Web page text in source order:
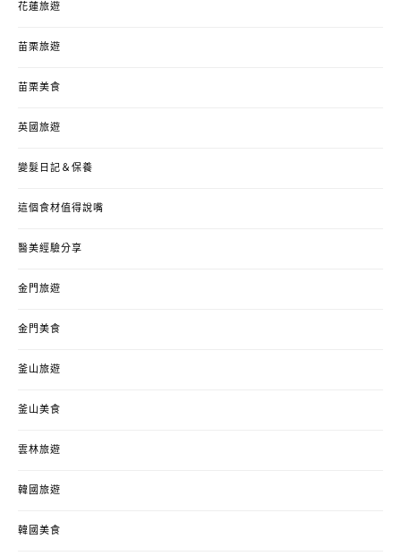
花蓮旅遊
苗栗旅遊
苗栗美食
英國旅遊
變髮日記＆保養
這個食材值得說嘴
醫美經驗分享
金門旅遊
金門美食
釜山旅遊
釜山美食
雲林旅遊
韓國旅遊
韓國美食